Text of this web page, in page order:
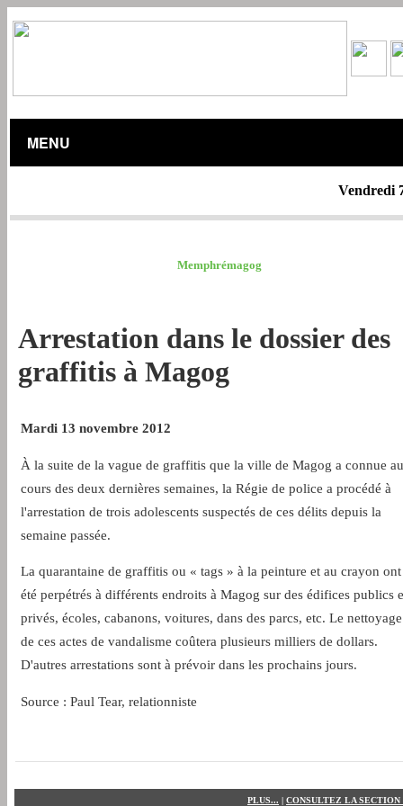
MENU
Vendredi
Memphrémagog
Arrestation dans le dossier des
graffitis à Magog
Mardi 13 novembre 2012
À la suite de la vague de graffitis que la ville de Magog a connue au
cours des deux dernières semaines, la Régie de police a procédé à
l'arrestation de trois adolescents suspectés de ces délits depuis la
semaine passée.
La quarantaine de graffitis ou « tags » à la peinture et au crayon ont
été perpétrés à différents endroits à Magog sur des édifices publics
privés, écoles, cabanons, voitures, dans des parcs, etc. Le nettoyage
de ces actes de vandalisme coûtera plusieurs milliers de dollars.
D'autres arrestations sont à prévoir dans les prochains jours.
Source : Paul Tear, relationniste
PLUS... | CONSULTEZ LA